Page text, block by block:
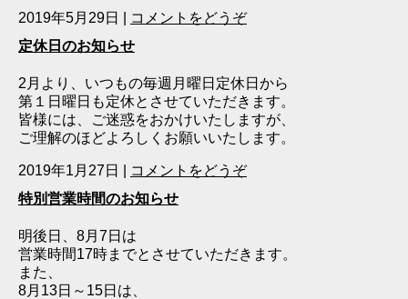
2019年5月29日
コメントをどうぞ
定休日のお知らせ
2月より、いつもの毎週月曜日定休日から
第１日曜日も定休とさせていただきます。
皆様には、ご迷惑をおかけいたしますが、
ご理解のほどよろしくお願いいたします。
2019年1月27日
コメントをどうぞ
特別営業時間のお知らせ
明後日、8月7日は
営業時間17時までとさせていただきます。
また、
8月13日～15日は、